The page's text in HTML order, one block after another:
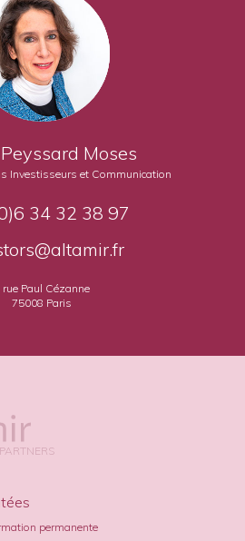
Moses
Investisseurs et Communication
34 32 38 97
rue Paul Cézanne
75008 Paris
permanente